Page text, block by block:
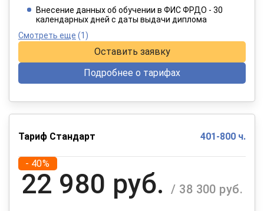
При оплате в рассрочку на 12 месяцев
Внесение данных об обучении в ФИС ФРДО - 30
календарных дней с даты выдачи диплома
Смотреть еще (1)
Оставить заявку
Подробнее о тарифах
Тариф Стандарт 401-800 ч.
- 40%
22 980 руб. / 38 300 руб.